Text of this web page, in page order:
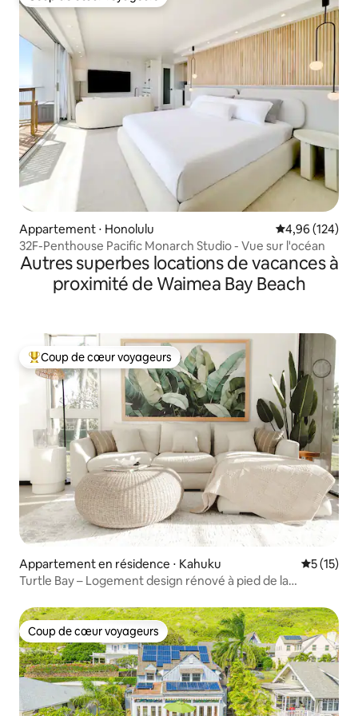
Coup de cœur voyageurs
Appartement ⋅ Honolulu Évaluation
4,96 (124)
32F-Penthouse Pacific Monarch Studio - Vue sur l'océan
Autres superbes locations de vacances à
proximité de Waimea Bay Beach
Coups de cœur voyageurs les plus appréciés
Coup de cœur voyageurs
Appartement en résidence ⋅ Kahuku
5 (15)
Turtle Bay – Logement design rénové à pied de la
Coup de cœur voyageurs
Coup de cœur voyageurs